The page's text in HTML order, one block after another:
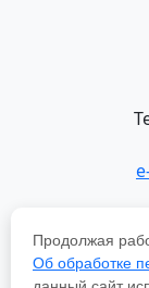
Продолжая
Об обработке